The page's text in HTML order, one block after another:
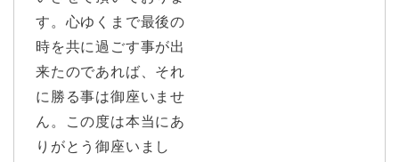
す。心ゆくまで最後の
時を共に過ごす事が出
来たのであれば、それ
に勝る事は御座いませ
ん。この度は本当にあ
りがとう御座いまし